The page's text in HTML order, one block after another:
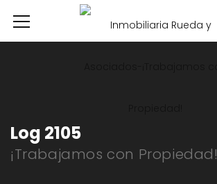
Log 2105
¡Trabajamos con Propiedad!